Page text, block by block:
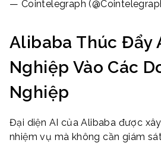
— Cointelegraph
Alibaba Thúc Đẩy
Nghiệp Vào Các
Nghiệp
Đại diện AI của Alibaba được
nhiệm vụ mà không cần giám